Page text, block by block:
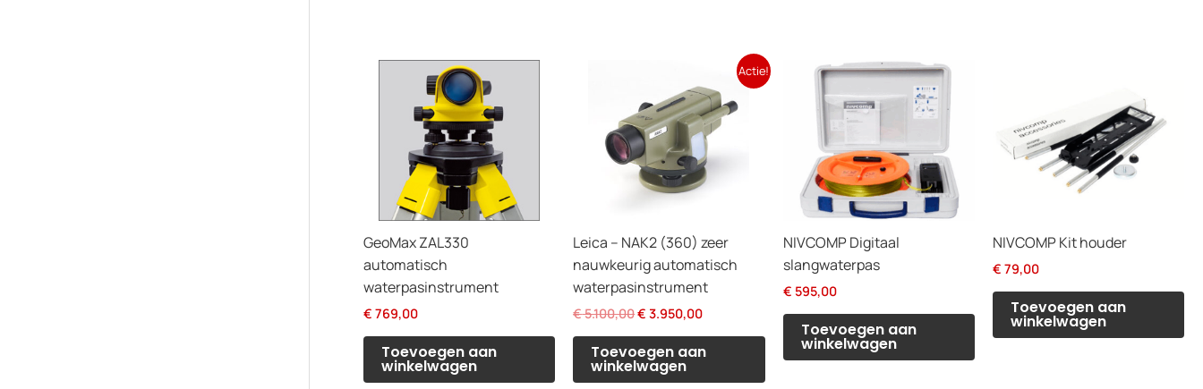
GeoMax ZAL330
automatisch
waterpasinstrument
€ 769,00
Toevoegen aan
winkelwagen
Actie!
Leica – NAK2 (360) zeer
nauwkeurig automatisch
waterpasinstrument
€5.100,00Oorspronkelijke
was:
€ 5.100,00.
€ 3.950,00Huidige
is:
€ 3.950,00.
Toevoegen aan
winkelwagen
NIVCOMP Digitaal
slangwaterpas
€ 595,00
Toevoegen aan
winkelwagen
NIVCOMP Kit houder
€ 79,00
Toevoegen aan
winkelwagen